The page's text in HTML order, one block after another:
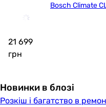
Bosch Climate
21 699
грн
Новинки в блозі
Розкіш і багатство в